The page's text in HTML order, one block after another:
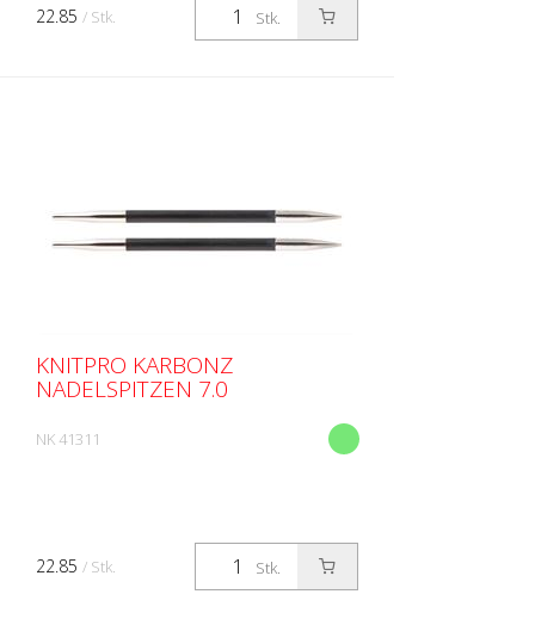
Stk.
22.85 / Stk.
KNITPRO KARBONZ
NADELSPITZEN 7.0
NK 41311
Stk.
22.85 / Stk.